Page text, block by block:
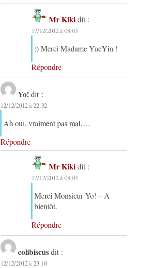
Mr Kiki dit :
17/12/2012 à 08:03
:) Merci Madame YueYin !
Répondre
Yo! dit :
12/12/2012 à 22:32
Ah oui, vraiment pas mal….
Répondre
Mr Kiki dit :
17/12/2012 à 08:04
Merci Monsieur Yo! – A
bientôt.
Répondre
colibiscus dit :
12/12/2012 à 23:10